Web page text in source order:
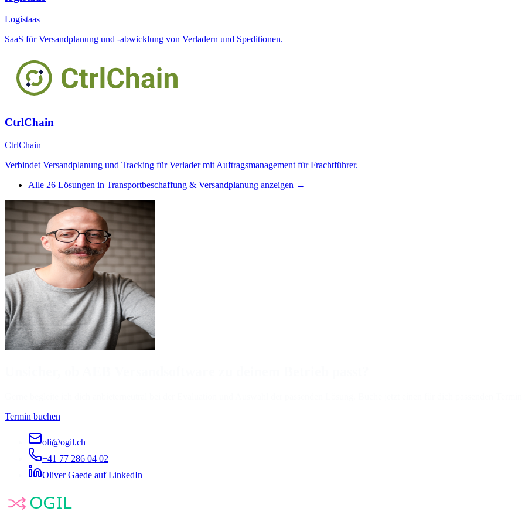
Logistaas
SaaS für Versandplanung und -abwicklung von Verladern und Speditionen.
CtrlChain
CtrlChain
Verbindet Versandplanung und Tracking für Verlader mit Auftragsmanagement für Frachtführer.
Alle 26 Lösungen in Transportbeschaffung & Versandplanung anzeigen →
Termin buchen
oli@ogil.ch
+41 77 286 04 02
Oliver Gaede auf LinkedIn